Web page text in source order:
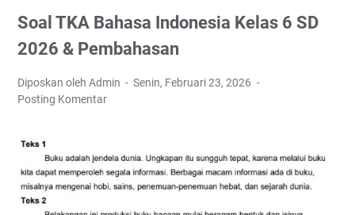
Soal TKA Bahasa Indonesia Kelas 6 SD
2026 & Pembahasan
Diposkan oleh Admin
Senin, Februari 23, 2026
Posting Komentar